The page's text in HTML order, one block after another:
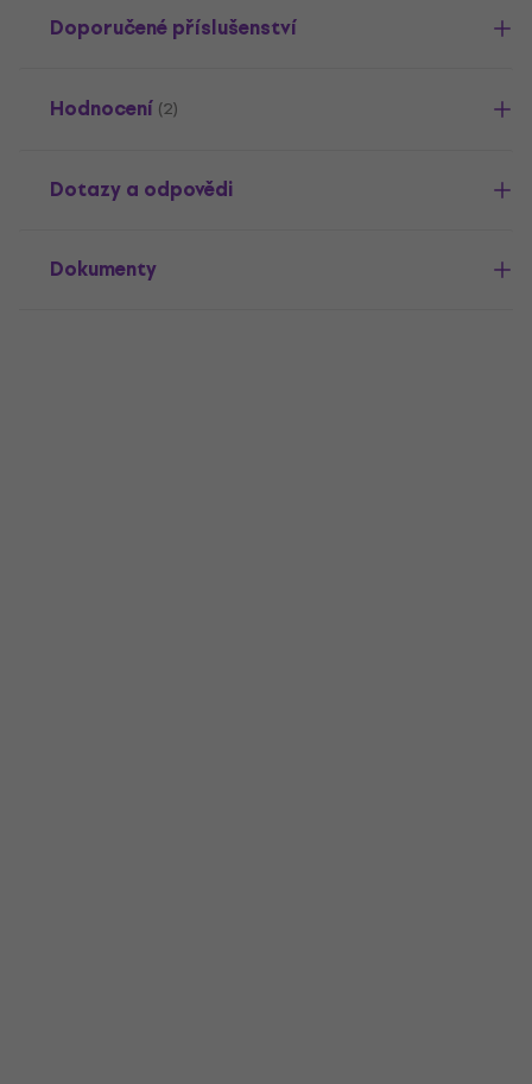
Doporučené příslušenství
Hodnocení (2)
Dotazy a odpovědi
Dokumenty